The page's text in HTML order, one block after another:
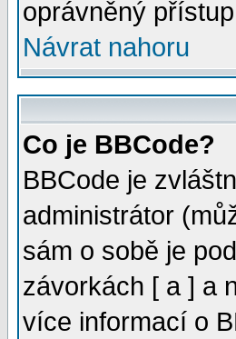
oprávněný
Návrat nahoru
Co je BBCode?
BBCode je
administrátor
sám o sobě je
závorkách [ a ] a
více informací o